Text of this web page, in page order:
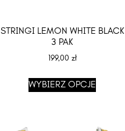
STRINGI LEMON WHITE BLACK
3 PAK
199,00 zł
WYBIERZ OPCJE